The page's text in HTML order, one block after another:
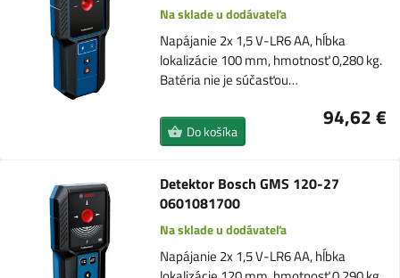
Na sklade u dodávateľa
Napájanie 2x 1,5 V-LR6 AA, hĺbka
lokalizácie 100 mm, hmotnosť 0,280 kg.
Batéria nie je súčasťou…
94,62 €
Do košíka
Detektor Bosch GMS 120-27
0601081700
Na sklade u dodávateľa
Napájanie 2x 1,5 V-LR6 AA, hĺbka